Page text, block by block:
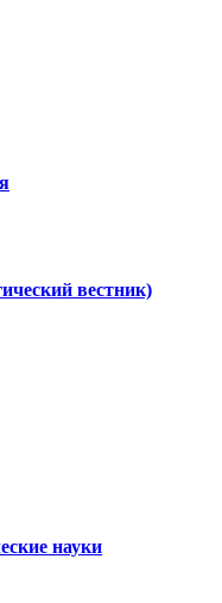
вестник)
науки